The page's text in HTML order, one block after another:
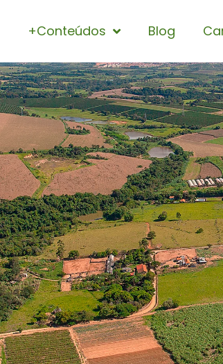
+Conteúdos Blog